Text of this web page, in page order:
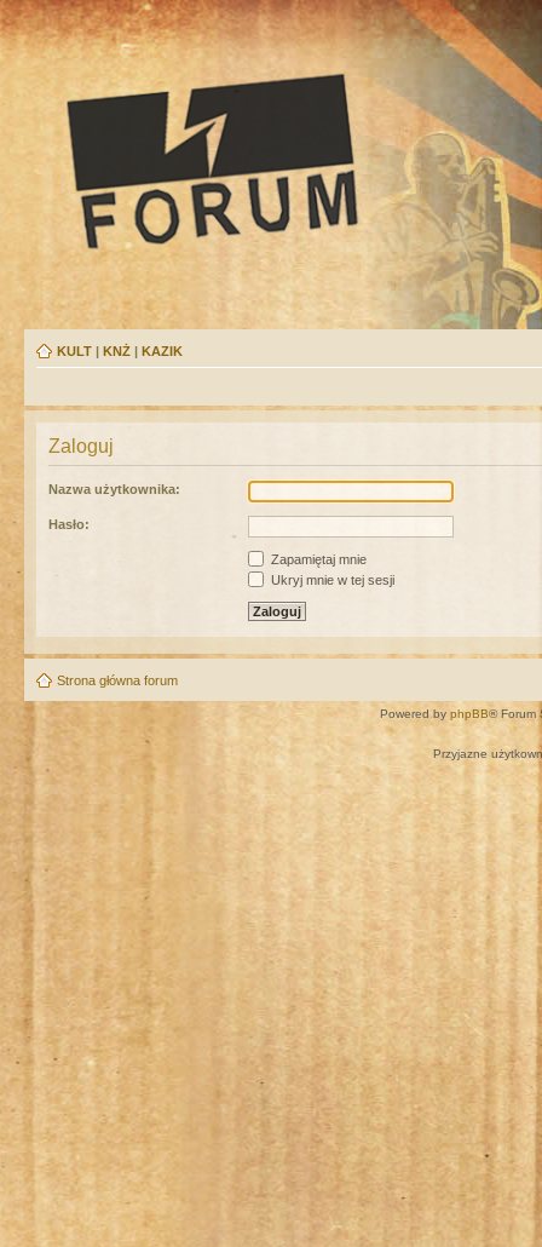
KULT | KNŻ | KAZIK
Zaloguj
Nazwa użytkownika:
Hasło:
Zapamiętaj mnie
Ukryj mnie w tej sesji
Strona główna forum
Powered by phpBB® Forum
Przyjazne